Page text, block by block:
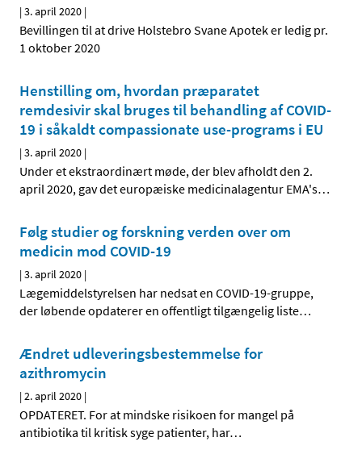
|3. april 2020 |
Bevillingen til at drive Holstebro Svane Apotek er ledig pr.
1 oktober 2020
Henstilling om, hvordan præparatet
remdesivir skal bruges til behandling af COVID-
19 i såkaldt compassionate use-programs i EU
|3. april 2020 |
Under et ekstraordinært møde, der blev afholdt den 2.
april 2020, gav det europæiske medicinalagentur EMA's…
Følg studier og forskning verden over om
medicin mod COVID-19
|3. april 2020 |
Lægemiddelstyrelsen har nedsat en COVID-19-gruppe,
der løbende opdaterer en offentligt tilgængelig liste…
Ændret udleveringsbestemmelse for
azithromycin
|2. april 2020 |
OPDATERET. For at mindske risikoen for mangel på
antibiotika til kritisk syge patienter, har…